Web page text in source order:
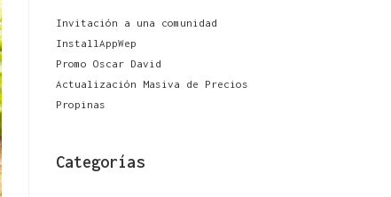
Invitación a una comunidad
InstallAppWep
Promo Oscar David
Actualización Masiva de Precios
Propinas
Categorías